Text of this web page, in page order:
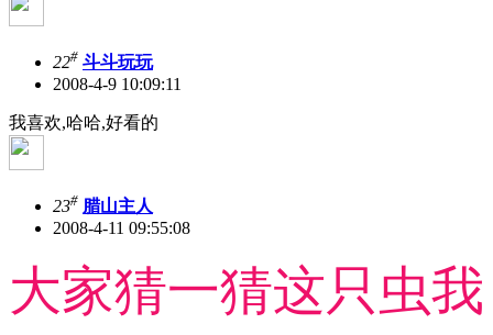
22# 斗斗玩玩
2008-4-9 10:09:11
我喜欢,哈哈,好看的
23# 腊山主人
2008-4-11 09:55:08
大家猜一猜这只虫我